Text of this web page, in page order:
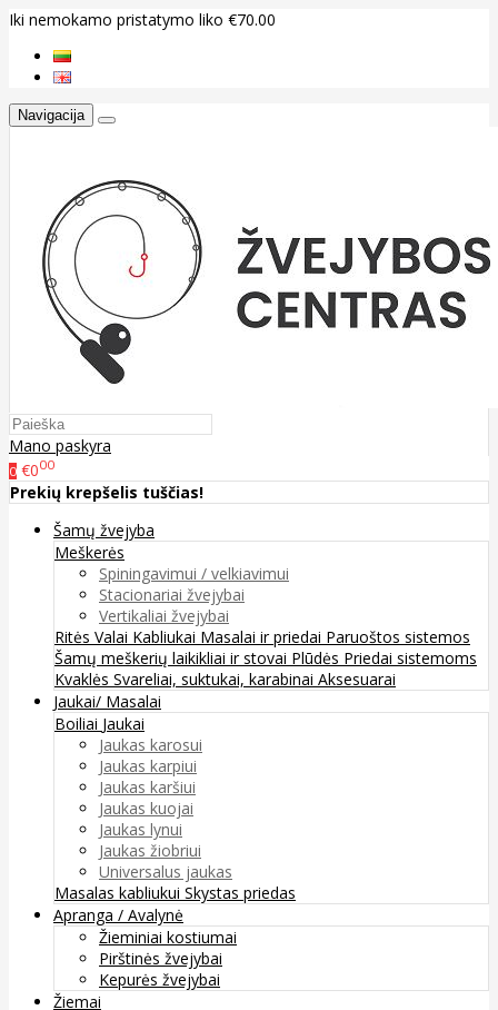
Iki nemokamo pristatymo liko €70.00
Navigacija
Mano paskyra
0 €000
Prekių krepšelis tuščias!
Šamų žvejyba
Meškerės
Spiningavimui / velkiavimui
Stacionariai žvejybai
Vertikaliai žvejybai
Ritės Valai Kabliukai Masalai ir priedai Paruoštos sistemos
Šamų meškerių laikikliai ir stovai Plūdės Priedai sistemoms
Kvaklės Svareliai, suktukai, karabinai Aksesuarai
Jaukai/ Masalai
Boiliai Jaukai
Jaukas karosui
Jaukas karpiui
Jaukas karšiui
Jaukas kuojai
Jaukas lynui
Jaukas žiobriui
Universalus jaukas
Masalas kabliukui Skystas priedas
Apranga / Avalynė
Žieminiai kostiumai
Pirštinės žvejybai
Kepurės žvejybai
Žiemai